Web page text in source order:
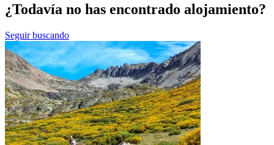
¿Todavía no has encontrado alojamiento?
Seguir buscando